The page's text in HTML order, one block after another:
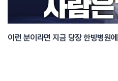
이런 분이라면 지금 당장 한방병원